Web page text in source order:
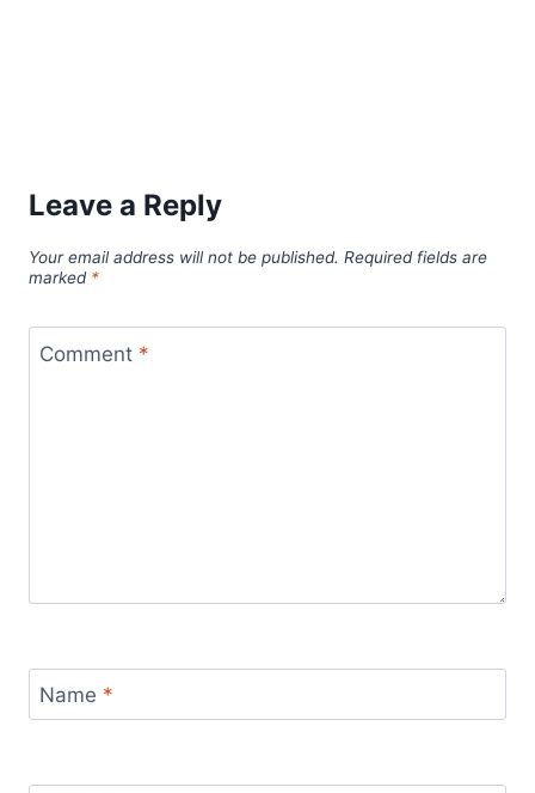
Leave a Reply
Your email address will not be published. Required fields are
marked *
Comment *
Name *